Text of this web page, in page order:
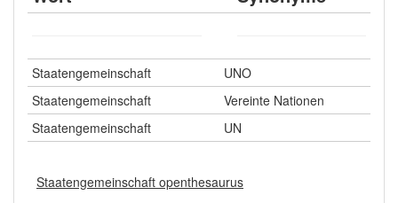
Staatengemeinschaft
UNO
Staatengemeinschaft
Vereinte Nationen
Staatengemeinschaft
UN
Staatengemeinschaft openthesaurus